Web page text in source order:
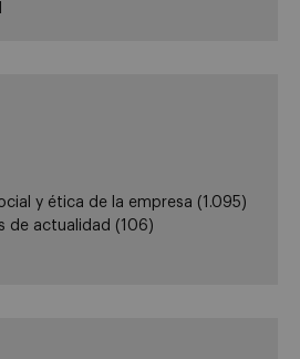
y ética de la empresa (1.095)
de actualidad (106)